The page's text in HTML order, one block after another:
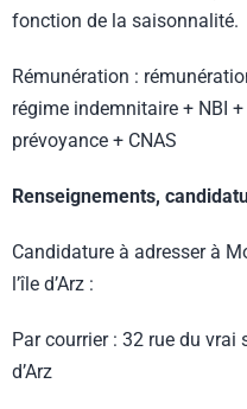
fonction de la saisonnalité.
Rémunération :
régime indemnitaire + NBI
prévoyance + CNAS
Renseignements,
Candidature à adresser à
l’île d’Arz :
Par courrier : 32 rue du
d’Arz